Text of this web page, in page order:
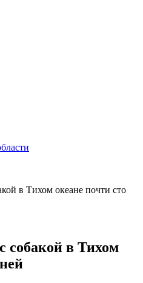
в Тихом океане почти сто
собакой в Тихом